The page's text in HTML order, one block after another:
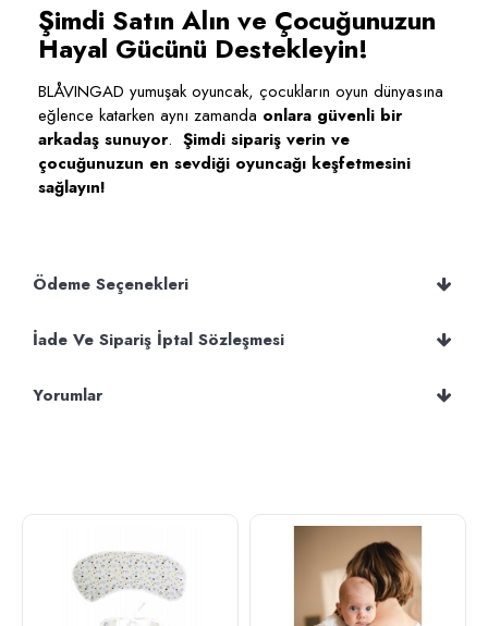
Şimdi Satın Alın ve Çocuğunuzun
Hayal Gücünü Destekleyin!
BLÅVINGAD yumuşak oyuncak, çocukların oyun dünyasına
eğlence katarken aynı zamanda onlara güvenli bir
arkadaş sunuyor. Şimdi sipariş verin ve
çocuğunuzun en sevdiği oyuncağı keşfetmesini
sağlayın!
Ödeme Seçenekleri
İade Ve Sipariş İptal Sözleşmesi
Yorumlar